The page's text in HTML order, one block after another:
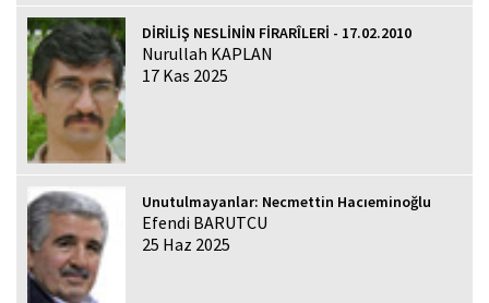
DİRİLİŞ NESLİNİN FİRARÎLERİ - 17.02.2010
Nurullah KAPLAN
17 Kas 2025
Unutulmayanlar: Necmettin Hacıeminoğlu
Efendi BARUTCU
25 Haz 2025